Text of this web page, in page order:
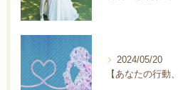
2024/05/20